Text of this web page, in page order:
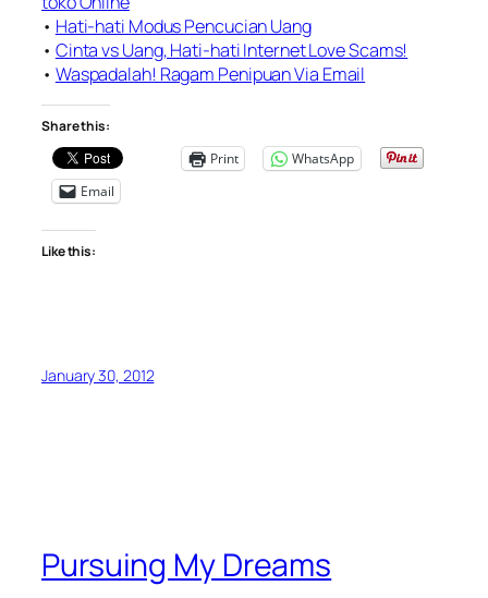
• Hati-hati Modus Pencucian Uang
• Cinta vs Uang, Hati-hati Internet Love Scams!
• Waspadalah! Ragam Penipuan Via Email
Share this:
Print
WhatsApp
Email
Like this:
January 30, 2012
Pursuing My Dreams